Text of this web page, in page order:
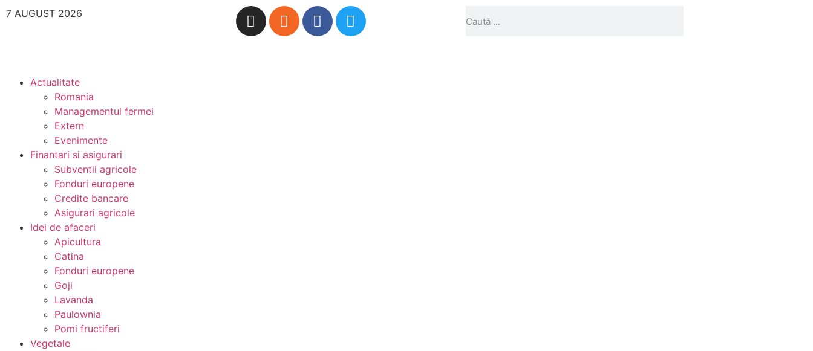
7 AUGUST 2026
Actualitate
Romania
Managementul fermei
Extern
Evenimente
Finantari si asigurari
Subventii agricole
Fonduri europene
Credite bancare
Asigurari agricole
Idei de afaceri
Apicultura
Catina
Fonduri europene
Goji
Lavanda
Paulownia
Pomi fructiferi
Vegetale